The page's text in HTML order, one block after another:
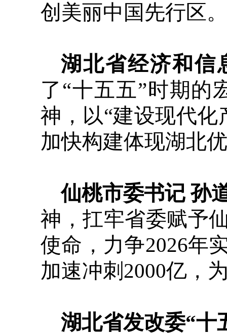
创美丽中国先行区。
湖北省经济和信
了“十五五”时期的
神，以“建设现代
加快构建体现湖北
仙桃市委书记 孙
神，扛牢省委赋予
使命，力争2026年
加速冲刺2000亿，
湖北省发改委“十